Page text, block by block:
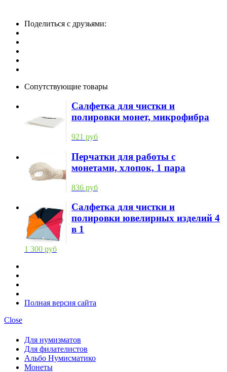
Поделиться с друзьями:
Сопутствующие товары
Салфетка для чистки и
полировки монет, микрофибра
921 руб
Перчатки для работы с
монетами, хлопок, 1 пара
836 руб
Салфетка для чистки и
полировки ювелирных изделий 4
в 1
1 300 руб
Полная версия сайта
Close
Для нумизматов
Для филателистов
Альбо Нумисматико
Монеты